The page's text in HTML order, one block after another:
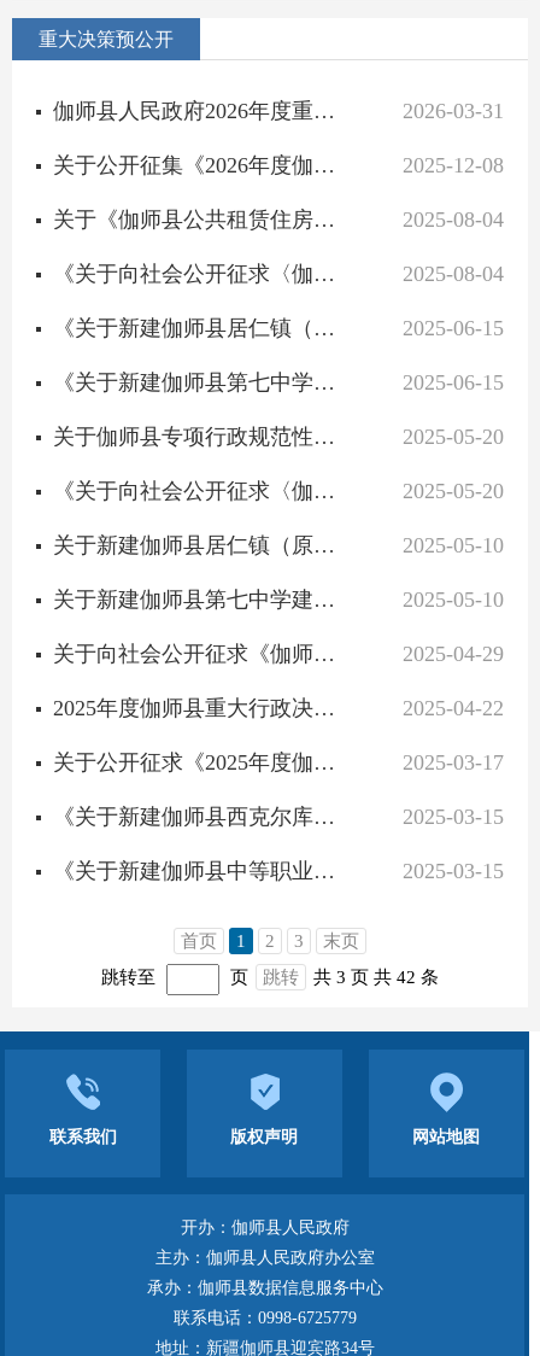
重大决策预公开
2026-03-31
伽师县人民政府2026年度重大行政决策事项目录
2025-12-08
关于公开征集《2026年度伽师县重大行政决策事项目录》建议的公告
2025-08-04
关于《伽师县公共租赁住房管理办法（修订草案）》公开征求意见采纳情况的说明
2025-08-04
《关于向社会公开征求〈伽师县商品房预售资金监管实施细则〉（修订草案）意见建议的公告》意见建议采纳情况...
2025-06-15
《关于新建伽师县居仁镇（原江巴孜乡）第二中学建设项目公开征求意见》意见建议采纳情况公告
2025-06-15
《关于新建伽师县第七中学建设项目公开征求意见》意见建议采纳情况公告
2025-05-20
关于伽师县专项行政规范性文件和政策性文件清理结果的公告
2025-05-20
《关于向社会公开征求〈伽师县专项行政规范性文件和政策性文件清理结果〉意见建议的公告》意见建议采纳情况...
2025-05-10
关于新建伽师县居仁镇（原江巴孜乡）第二中学建设项目公开征求意见
2025-05-10
关于新建伽师县第七中学建设项目公开征求意见
2025-04-29
关于向社会公开征求《伽师县专项行政规范性文件和政策性文件清理结果》意见建议的公告
2025-04-22
2025年度伽师县重大行政决策事项目录
2025-03-17
关于公开征求《2025年度伽师县人民政府重大行政决策事项目录》意见建议的公告
2025-03-15
《关于新建伽师县西克尔库勒镇中心小学建设项目公开征求意见》意见建议采纳情况公告
2025-03-15
《关于新建伽师县中等职业技术学校三期建设项目公开征求意见》意见建议采纳情况公告
首页 1 2 3
末页
跳转至
页 跳转 共 3 页 共 42 条
联系我们 版权声明 网站地图
开办：伽师县人民政府
主办：伽师县人民政府办公室
承办：伽师县数据信息服务中心
联系电话：0998-6725779
地址：新疆伽师县迎宾路34号